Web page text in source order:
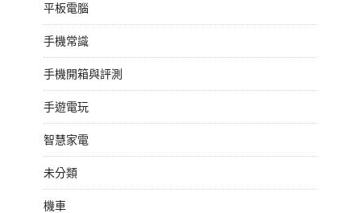
平板電腦
手機常識
手機開箱與評測
手遊電玩
智慧家電
未分類
機車